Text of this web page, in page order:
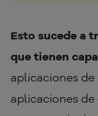
Esto sucede a
que tienen
aplicaciones
aplicaciones